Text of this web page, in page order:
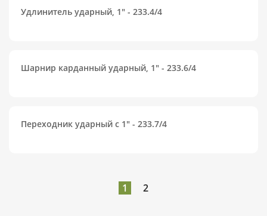
Удлинитель ударный, 1" - 233.4/4
Шарнир карданный ударный, 1" - 233.6/4
Переходник ударный с 1" - 233.7/4
1 2